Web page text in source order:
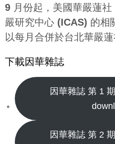
9 月份起，美國華嚴蓮
嚴研究中心 (ICAS) 的相
以每月合併於台北華嚴
下載因華雜誌
因華雜誌 第 1
因華雜誌 第 2